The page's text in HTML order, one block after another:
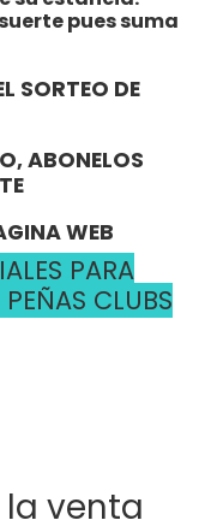
pues suma
SORTEO DE
ABONELOS
WEB
PARA
CLUBS
venta